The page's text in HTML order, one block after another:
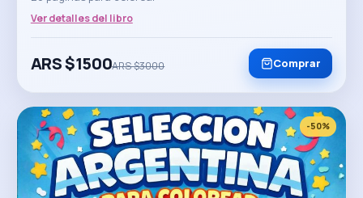
Ver detalles del libro
ARS $1500ARS $3000 Comprar
-50%